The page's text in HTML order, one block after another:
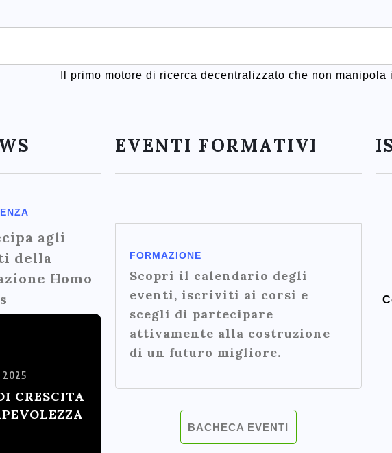
Il primo motore di ricerca decentralizzato che non manipola
agli
della
Homo
2025
CRESCITA
EVENTI FORMATIVI
FORMAZIONE
Scopri il calendario degli
eventi, iscriviti ai corsi e
scegli di partecipare
attivamente alla costruzione
di un futuro migliore.
BACHECA EVENTI